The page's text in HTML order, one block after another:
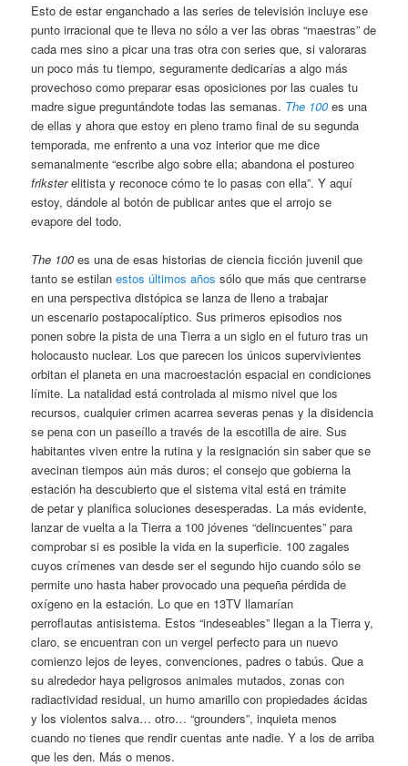
Esto de estar enganchado a las series de televisión incluye ese
punto irracional que te lleva no sólo a ver las obras “maestras” de
cada mes sino a picar una tras otra con series que, si valoraras
un poco más tu tiempo, seguramente dedicarías a algo más
provechoso como preparar esas oposiciones por las cuales tu
madre sigue preguntándote todas las semanas. The 100 es una
de ellas y ahora que estoy en pleno tramo final de su segunda
temporada, me enfrento a una voz interior que me dice
semanalmente “escribe algo sobre ella; abandona el postureo
friksterelitista y reconoce cómo te lo pasas con ella”. Y aquí
estoy, dándole al botón de publicar antes que el arrojo se
evapore del todo.
The 100 es una de esas historias de ciencia ficción juvenil que
tanto se estilanestos últimos años sólo que más que centrarse
en una perspectiva distópica se lanza de lleno a trabajar
un escenario postapocalíptico. Sus primeros episodios nos
ponen sobre la pista de una Tierra a un siglo en el futuro tras un
holocausto nuclear. Los que parecen los únicos supervivientes
orbitan el planeta en una macroestación espacial en condiciones
límite. La natalidad está controlada al mismo nivel que los
recursos, cualquier crimen acarrea severas penas y la disidencia
se pena con un paseíllo a través de la escotilla de aire. Sus
habitantes viven entre la rutina y la resignación sin saber que se
avecinan tiempos aún más duros; el consejo que gobierna la
estación ha descubierto que el sistema vital está en trámite
de petar y planifica soluciones desesperadas. La más evidente,
lanzar de vuelta a la Tierra a 100 jóvenes “delincuentes” para
comprobar si es posible la vida en la superficie. 100 zagales
cuyos crímenes van desde ser el segundo hijo cuando sólo se
permite uno hasta haber provocado una pequeña pérdida de
oxígeno en la estación. Lo que en 13TV llamarían
perroflautas antisistema. Estos “indeseables” llegan a la Tierra y,
claro, se encuentran con un vergel perfecto para un nuevo
comienzo lejos de leyes, convenciones, padres o tabús. Que a
su alrededor haya peligrosos animales mutados, zonas con
radiactividad residual, un humo amarillo con propiedades ácidas
y los violentos salva… otro… “grounders”, inquieta menos
cuando no tienes que rendir cuentas ante nadie. Y a los de arriba
que les den. Más o menos.